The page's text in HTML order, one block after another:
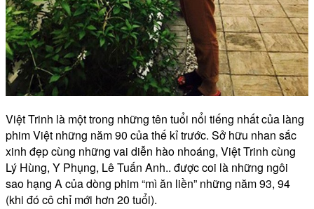
Việt Trinh là một trong những tên tuổi nổi tiếng nhất của làng
phim Việt những năm 90 của thế kỉ trước. Sở hữu nhan sắc
xinh đẹp cùng những vai diễn hào nhoáng, Việt Trinh cùng
Lý Hùng, Y Phụng, Lê Tuấn Anh.. được coi là những ngôi
sao hạng A của dòng phim “mì ăn liền” những năm 93, 94
(khi đó cô chỉ mới hơn 20 tuổi).